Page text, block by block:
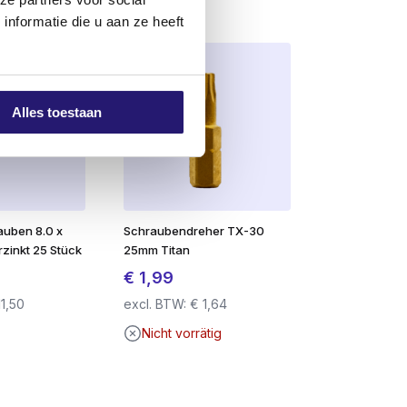
die u aan ze heeft
Alles toestaan
Markt erhältlichen Marken.
25-30 % geringer.
Spitze eingeringes Spaltrisiko
Flachkopf ausgestattet, der sie zu
eine problemlose Verarbeitung. Die
hochwertigen Schrauben arbeiten, die
Hersteller angibt, dass das Produkt
8.0 x
25 Stück
Schraubendreher TX-30
25mm Titan
€ 1,99
excl. BTW: € 1,64
Nicht vorrätig